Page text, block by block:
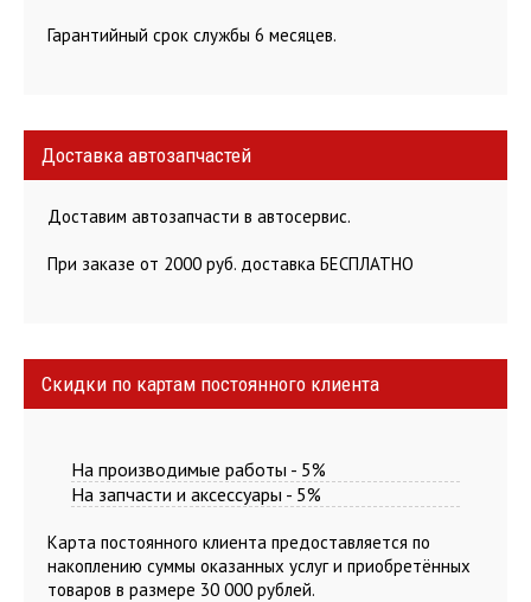
Гарантийный срок службы 6 месяцев.
Доставка автозапчастей
Доставим автозапчасти в автосервис.
При заказе от 2000 руб. доставка БЕСПЛАТНО
Скидки по картам постоянного клиента
На производимые работы - 5%
На запчасти и аксессуары - 5%
Карта постоянного клиента предоставляется по
накоплению суммы оказанных услуг и приобретённых
товаров в размере 30 000 рублей.